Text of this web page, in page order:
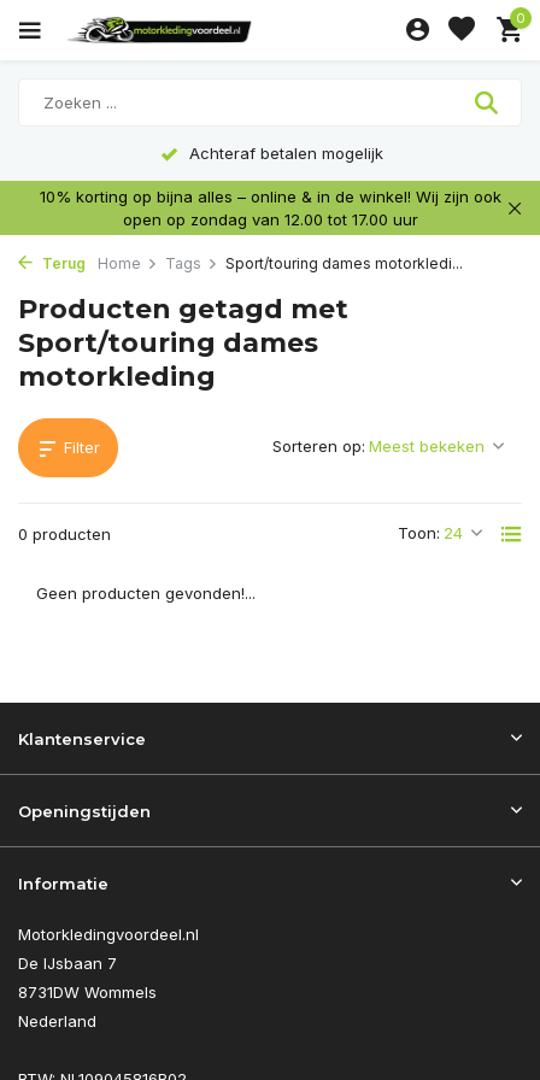
0
Achteraf betalen mogelijk
10% korting op bijna alles – online & in de winkel! Wij zijn ook
open op zondag van 12.00 tot 17.00 uur
Terug Home Tags Sport/touring dames motorkledi...
Producten getagd met
Sport/touring dames
motorkleding
Filter
0 producten Toon:
Sorteren op:
Geen producten gevonden!...
Klantenservice
Openingstijden
Informatie
Motorkledingvoordeel.nl
De IJsbaan 7
8731DW Wommels
Nederland